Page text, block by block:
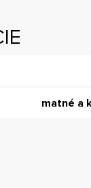
matné a